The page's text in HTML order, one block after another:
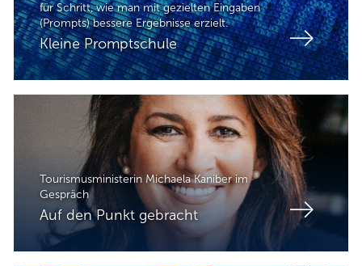
für Schritt, wie man mit gezielten Eingaben
(Prompts) bessere Ergebnisse erzielt.
Kleine Promptschule
Tourismusministerin Michaela Kaniber im
Gespräch
Auf den Punkt gebracht